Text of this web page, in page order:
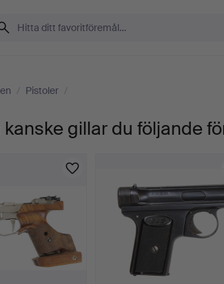
/ Pistoler /
gillar du följande